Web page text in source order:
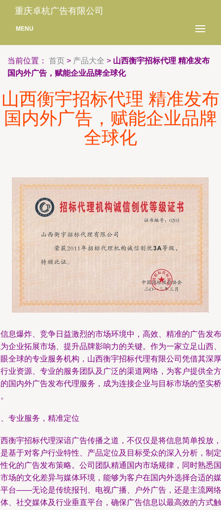
重庆卓杭广告有限公司
MENU
当前位置： 首页 > 产品大全 > 山西衡宇招标代理 精准发布
国内外广告，赋能企业品牌全球化
山西衡宇招标代理 精准发布
国内外广告，赋能企业品牌
全球化
息爆炸、竞争日益激烈的市场环境中，高效、精准的广告发布
企业拓展市场、提升品牌影响力的关键。作为一家立足山西、
全球的专业服务机构，山西衡宇招标代理有限公司凭借其深厚
业资源、专业的服务团队及广泛的渠道网络，为客户提供全方
国内外广告发布代理服务，成为连接企业与目标市场的坚实桥
专业服务，精准定位
衡宇招标代理深谙广告传播之道，不仅仅是将信息简单投放，
基于对客户行业特性、产品定位及目标受众的深入分析，制定
化的广告发布策略。公司团队精通国内市场规律，同时熟悉国
场的文化差异与媒体环境，能够为客户在国内外选择合适的媒
台——无论是传统报刊、电视广播、户外广告，还是主流网络
、社交媒体及行业垂直平台，确保广告信息以最高效的方式触